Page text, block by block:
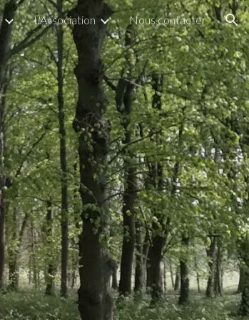
L'Association Nous contacter